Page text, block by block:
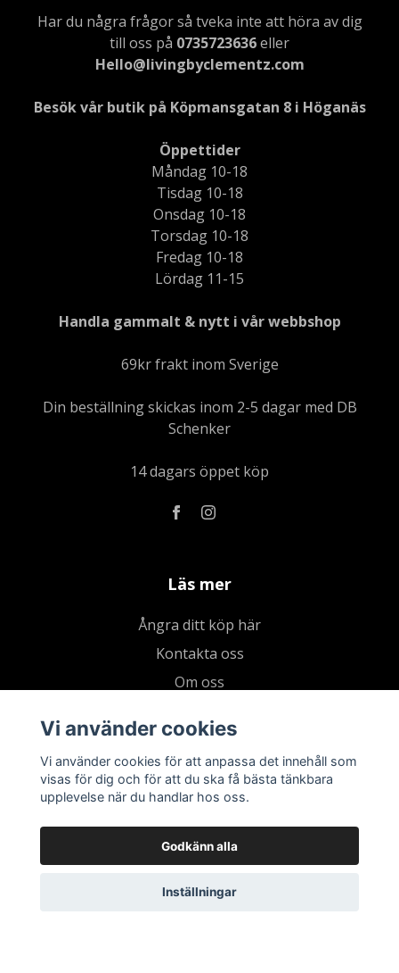
Har du några frågor så tveka inte att höra av dig
till oss på 0735723636eller
Hello@livingbyclementz.com
Besök vår butik på Köpmansgatan 8 i Höganäs
Öppettider
Måndag 10-18
Tisdag 10-18
Onsdag 10-18
Torsdag 10-18
Fredag 10-18
Lördag 11-15
Handla gammalt & nytt i vår webbshop
69kr frakt inom Sverige
Din beställning skickas inom 2-5 dagar med DB
Schenker
14 dagars öppet köp
Läs mer
Ångra ditt köp här
Kontakta oss
Om oss
Kundklubb
Presentkort
Vi använder cookies
Vi använder cookies för att anpassa det innehåll som
visas för dig och för att du ska få bästa tänkbara
upplevelse när du handlar hos oss.
Godkänn alla
Inställningar